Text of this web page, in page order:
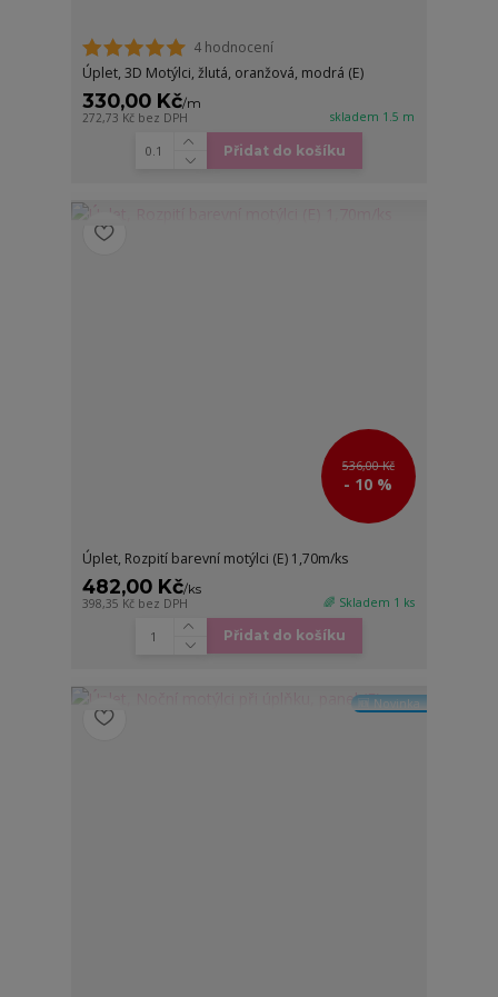
4 hodnocení
Úplet, 3D Motýlci, žlutá, oranžová, modrá (E)
330,00 Kč/m
272,73 Kč bez DPH skladem 1.5 m
Přidat do košíku
536,00 Kč
- 10 %
Úplet, Rozpití barevní motýlci (E) 1,70m/ks
482,00 Kč/ks
398,35 Kč bez DPH 🌈 Skladem 1 ks
Přidat do košíku
🆕 Novinka